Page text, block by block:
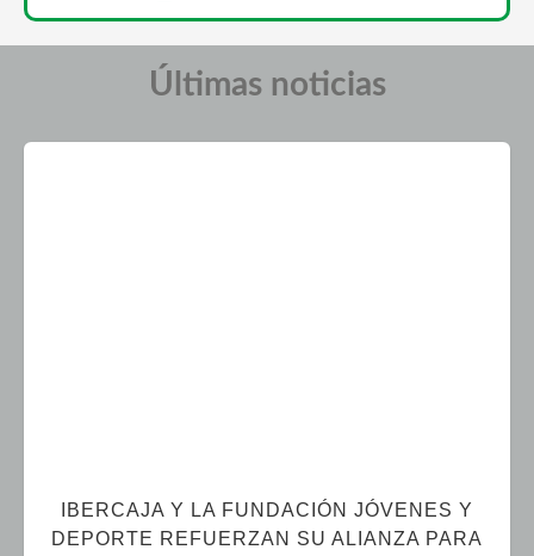
Últimas noticias
IBERCAJA Y LA FUNDACIÓN JÓVENES Y
DEPORTE REFUERZAN SU ALIANZA PARA